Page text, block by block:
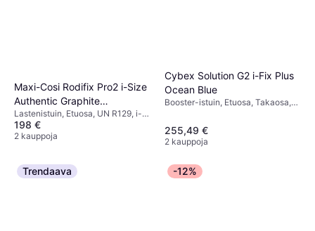
Maxi-Cosi Rodifix Pro2 i-Size
Authentic Graphite
Turvaistuin
Lastenistuin, Etuosa, UN R129, i-
Size, Sivutörmäyssuojaus (ASIP),
Pestävä päällinen, Säädettävä
198 €
2 kauppoja
Cybex Solution G2 i-Fix Plus
Ocean Blue
Booster-istuin, Etuosa, Takaosa,
pääntuki, Sivutörmäyssuojaus
(ASIP), Pestävä päällinen
255,49 €
2 kauppoja
Trendaava -12%